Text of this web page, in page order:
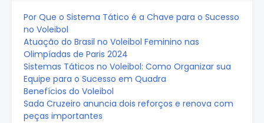
Por Que o Sistema Tático é a Chave para o Sucesso
no Voleibol
Atuação do Brasil no Voleibol Feminino nas
Olimpíadas de Paris 2024
Sistemas Táticos no Voleibol: Como Organizar sua
Equipe para o Sucesso em Quadra
Benefícios do Voleibol
Sada Cruzeiro anuncia dois reforços e renova com
peças importantes